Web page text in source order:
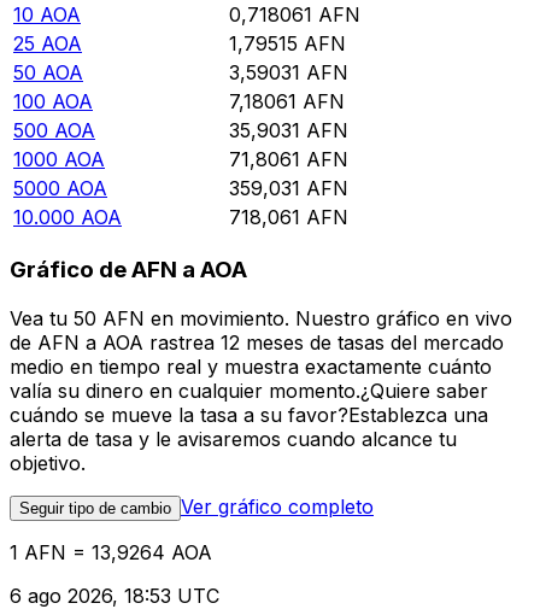
10 AOA 0,718061 AFN
25 AOA 1,79515 AFN
50 AOA 3,59031 AFN
100 AOA 7,18061 AFN
500 AOA 35,9031 AFN
1000 AOA 71,8061 AFN
5000 AOA 359,031 AFN
10.000 AOA 718,061 AFN
Gráfico de AFN a AOA
Vea tu 50 AFN en movimiento. Nuestro gráfico en vivo
de AFN a AOA rastrea 12 meses de tasas del mercado
medio en tiempo real y muestra exactamente cuánto
valía su dinero en cualquier momento.¿Quiere saber
cuándo se mueve la tasa a su favor?Establezca una
alerta de tasa y le avisaremos cuando alcance tu
objetivo.
Seguir tipo de cambio Ver gráfico completo
1 AFN = 13,9264 AOA
6 ago 2026, 18:53 UTC